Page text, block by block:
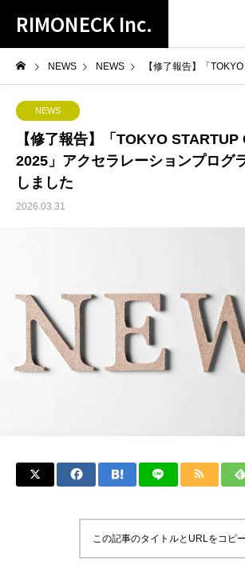
RIMONECK Inc.
NEWS NEWS 【修了報告】「TOKYO STARTUP GATEWAY 2025」
NEWS
【修了報告】「TOKYO STARTUP
2025」アクセラレーションプログ
しました
2026.03.31
この記事のタイトルとURLをコピ